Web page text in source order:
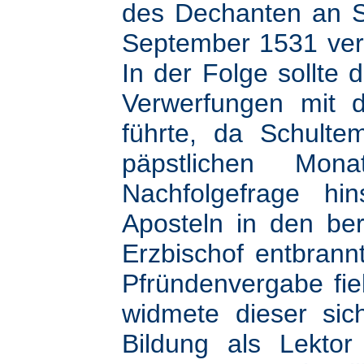
des Dechanten an
September 1531
In der Folge sollte
Verwerfungen mit
führte, da
päpstlichen
Nachfolgefrage
Aposteln in den
Erzbischof
Pfründenvergabe
widmete dieser
Bildung als